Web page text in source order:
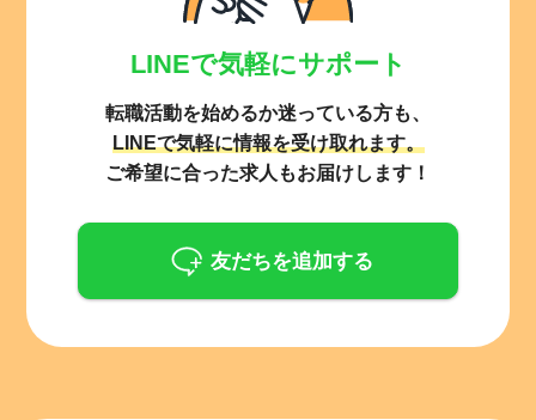
LINEで気軽にサポート
転職活動を始めるか迷っている方も、
LINEで気軽に情報を受け取れます。
ご希望に合った求人もお届けします！
友だちを追加する